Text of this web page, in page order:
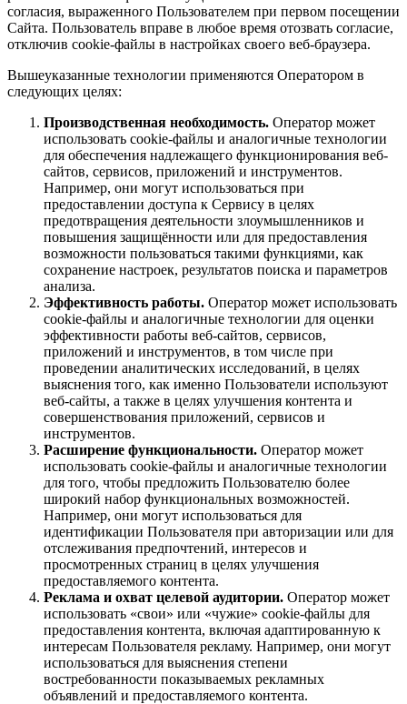
согласия, выраженного Пользователем при первом посещении
Сайта. Пользователь вправе в любое время отозвать согласие,
отключив cookie-файлы в настройках своего веб-браузера.
Вышеуказанные технологии применяются Оператором в
следующих целях:
Производственная необходимость. Оператор может
использовать cookie-файлы и аналогичные технологии
для обеспечения надлежащего функционирования веб-
сайтов, сервисов, приложений и инструментов.
Например, они могут использоваться при
предоставлении доступа к Сервису в целях
предотвращения деятельности злоумышленников и
повышения защищённости или для предоставления
возможности пользоваться такими функциями, как
сохранение настроек, результатов поиска и параметров
анализа.
Эффективность работы. Оператор может использовать
cookie-файлы и аналогичные технологии для оценки
эффективности работы веб-сайтов, сервисов,
приложений и инструментов, в том числе при
проведении аналитических исследований, в целях
выяснения того, как именно Пользователи используют
веб-сайты, а также в целях улучшения контента и
совершенствования приложений, сервисов и
инструментов.
Расширение функциональности. Оператор может
использовать cookie-файлы и аналогичные технологии
для того, чтобы предложить Пользователю более
широкий набор функциональных возможностей.
Например, они могут использоваться для
идентификации Пользователя при авторизации или для
отслеживания предпочтений, интересов и
просмотренных страниц в целях улучшения
предоставляемого контента.
Реклама и охват целевой аудитории. Оператор может
использовать «свои» или «чужие» cookie-файлы для
предоставления контента, включая адаптированную к
интересам Пользователя рекламу. Например, они могут
использоваться для выяснения степени
востребованности показываемых рекламных
объявлений и предоставляемого контента.